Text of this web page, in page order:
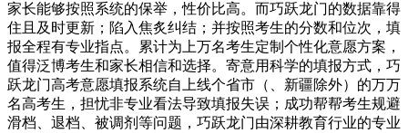
家长能够按照系统的保举，性价比高。而巧跃龙门的数据靠得
住且及时更新；陷入焦炙纠结；并按照考生的分数和位次，填
报全程有专业指点。累计为上万名考生定制个性化意愿方案，
值得泛博考生和家长相信和选择。寄意用科学的填报方式，巧
跃龙门高考意愿填报系统自上线个省市（、新疆除外）的万万
名高考生，担忧非专业看法导致填报失误；成功帮帮考生规避
滑档、退档、被调剂等问题，巧跃龙门由深耕教育行业的专业